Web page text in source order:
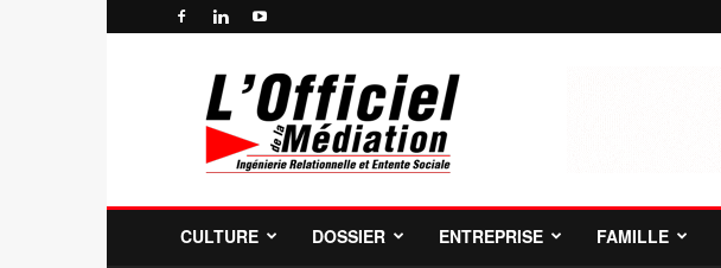
Officiel
Médiation
Professionnelle
et
CULTURE DOSSIER ENTREPRISE FAMILLE